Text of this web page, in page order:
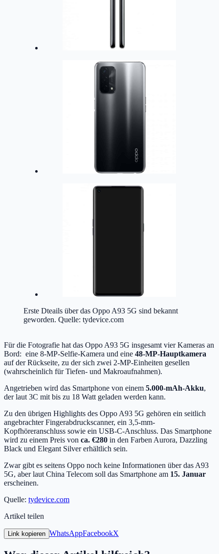
Erste Dteails über das Oppo A93 5G sind bekannt
geworden. Quelle: tydevice.com
Für die Fotografie hat das Oppo A93 5G insgesamt vier Kameras an
Bord: eine 8-MP-Selfie-Kamera und eine 48-MP-Hauptkamera
auf der Rückseite, zu der sich zwei 2-MP-Einheiten gesellen
(wahrscheinlich für Tiefen- und Makroaufnahmen).
Angetrieben wird das Smartphone von einem 5.000-mAh-Akku,
der laut 3C mit bis zu 18 Watt geladen werden kann.
Zu den übrigen Highlights des Oppo A93 5G gehören ein seitlich
angebrachter Fingerabdruckscanner, ein 3,5-mm-
Kopfhöreranschluss sowie ein USB-C-Anschluss. Das Smartphone
wird zu einem Preis von ca. €280 in den Farben Aurora, Dazzling
Black und Elegant Silver erhältlich sein.
Zwar gibt es seitens Oppo noch keine Informationen über das A93
5G, aber laut China Telecom soll das Smartphone am 15. Januar
erscheinen.
Quelle: tydevice.com
Artikel teilen
Link kopieren WhatsAppFacebookX